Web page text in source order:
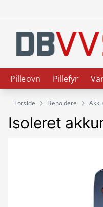
Pilleovn Pillefyr
Forside Beholdere
Isoleret